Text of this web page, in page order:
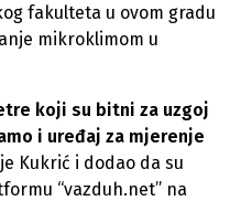
fakulteta u ovom gradu
mikroklimom u
koji su bitni za uzgoj
i uređaj za mjerenje
Kukrić i dodao da su
“vazduh.net” na